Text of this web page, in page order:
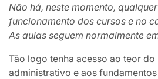
Não há, neste momento,
funcionamento dos cursos e no
As aulas seguem normalmente
Tão logo tenha acesso ao teor
administrativo e aos